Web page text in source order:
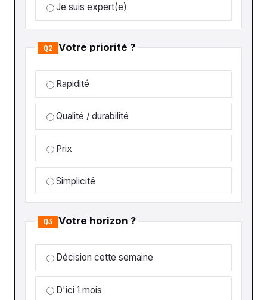
Je suis expert(e)
Q2 Votre priorité ?
Rapidité
Qualité / durabilité
Prix
Simplicité
Q3 Votre horizon ?
Décision cette semaine
D'ici 1 mois